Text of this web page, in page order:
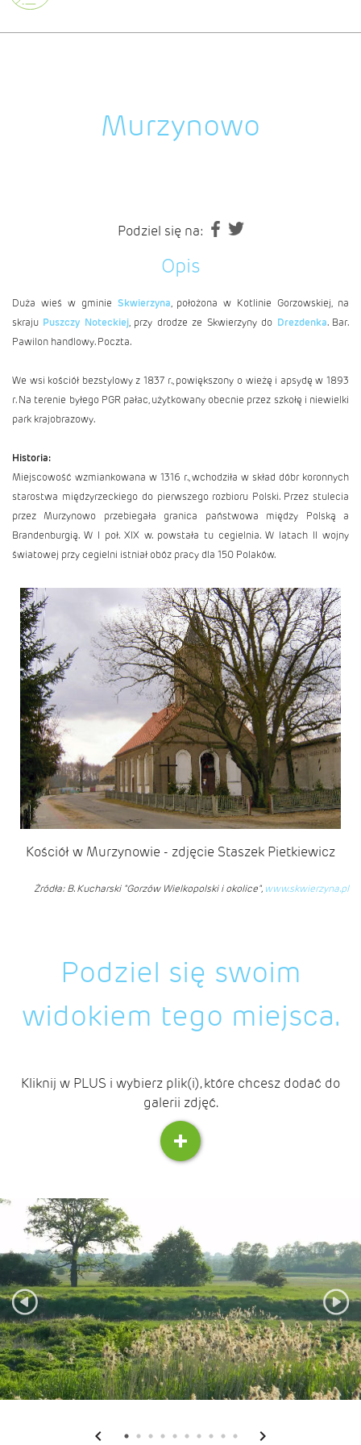
Murzynowo
Podziel się na:
Opis
Duża wieś w gminie Skwierzyna, położona w Kotlinie Gorzowskiej, na
skraju Puszczy Noteckiej, przy drodze ze Skwierzyny do Drezdenka. Bar.
Pawilon handlowy. Poczta.
We wsi kościół bezstylowy z 1837 r., powiększony o wieżę i apsydę w 1893
r. Na terenie byłego PGR pałac, użytkowany obecnie przez szkołę i niewielki
park krajobrazowy.
Historia:
Miejscowość wzmiankowana w 1316 r., wchodziła w skład dóbr koronnych
starostwa międzyrzeckiego do pierwszego rozbioru Polski. Przez stulecia
przez Murzynowo przebiegała granica państwowa między Polską a
Brandenburgią. W I poł. XIX w. powstała tu cegielnia. W latach II wojny
światowej przy cegielni istniał obóz pracy dla 150 Polaków.
Kościół w Murzynowie - zdjęcie Staszek Pietkiewicz
Żródła: B. Kucharski "Gorzów Wielkopolski i okolice", www.skwierzyna.pl
Podziel się swoim
widokiem tego miejsca.
Kliknij w PLUS i wybierz plik(i), które chcesz dodać do
galerii zdjęć.